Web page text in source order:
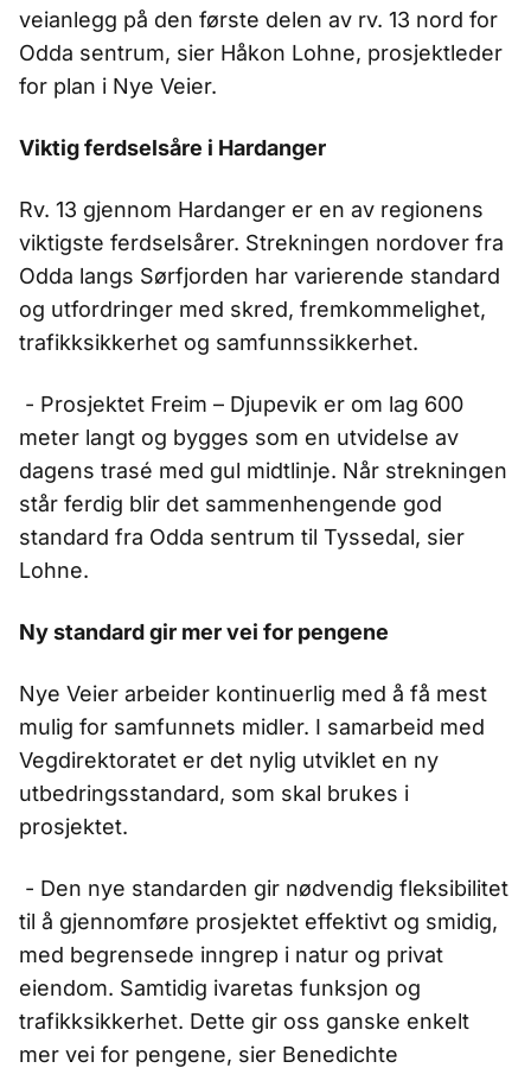
veianlegg på den første delen av rv. 13 nord for
Odda sentrum, sier Håkon Lohne, prosjektleder
for plan i Nye Veier.
Viktig ferdselsåre i Hardanger
Rv. 13 gjennom Hardanger er en av regionens
viktigste ferdselsårer. Strekningen nordover fra
Odda langs Sørfjorden har varierende standard
og utfordringer med skred, fremkommelighet,
trafikksikkerhet og samfunnssikkerhet.
- Prosjektet Freim – Djupevik er om lag 600
meter langt og bygges som en utvidelse av
dagens trasé med gul midtlinje. Når strekningen
står ferdig blir det sammenhengende god
standard fra Odda sentrum til Tyssedal, sier
Lohne.
Ny standard gir mer vei for pengene
Nye Veier arbeider kontinuerlig med å få mest
mulig for samfunnets midler. I samarbeid med
Vegdirektoratet er det nylig utviklet en ny
utbedringsstandard, som skal brukes i
prosjektet.
- Den nye standarden gir nødvendig fleksibilitet
til å gjennomføre prosjektet effektivt og smidig,
med begrensede inngrep i natur og privat
eiendom. Samtidig ivaretas funksjon og
trafikksikkerhet. Dette gir oss ganske enkelt
mer vei for pengene, sier Benedichte